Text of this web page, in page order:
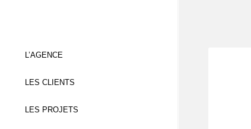
L’AGENCE
LES CLIENTS
LES PROJETS